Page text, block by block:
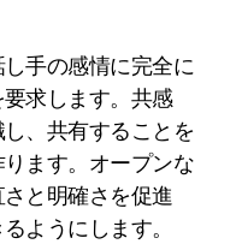
手の感情に完全に
求します。共感
、共有することを
ます。オープンな
と明確さを促進
ようにします。